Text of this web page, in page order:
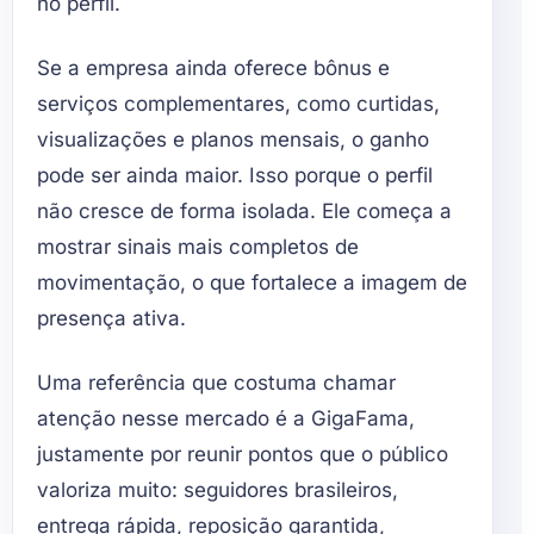
Se a empresa ainda oferece bônus e
serviços complementares, como curtidas,
visualizações e planos mensais, o ganho
pode ser ainda maior. Isso porque o perfil
não cresce de forma isolada. Ele começa a
mostrar sinais mais completos de
movimentação, o que fortalece a imagem de
presença ativa.
Uma referência que costuma chamar
atenção nesse mercado é a GigaFama,
justamente por reunir pontos que o público
valoriza muito: seguidores brasileiros,
entrega rápida, reposição garantida,